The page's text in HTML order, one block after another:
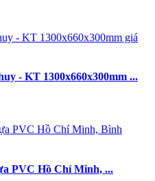
- KT 1300x660x300mm ...
PVC Hồ Chí Minh, ...